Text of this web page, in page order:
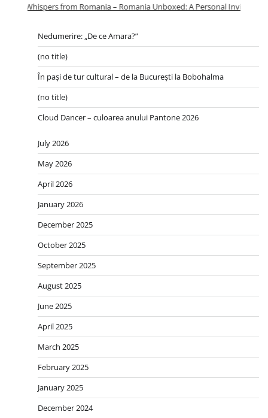
Whispers from Romania – Romania Unboxed: A Personal Invitation
Nedumerire: „De ce Amara?”
(no title)
În pași de tur cultural – de la București la Bobohalma
(no title)
Cloud Dancer – culoarea anului Pantone 2026
July 2026
May 2026
April 2026
January 2026
December 2025
October 2025
September 2025
August 2025
June 2025
April 2025
March 2025
February 2025
January 2025
December 2024